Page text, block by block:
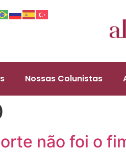
Nossas Colunistas
não foi o